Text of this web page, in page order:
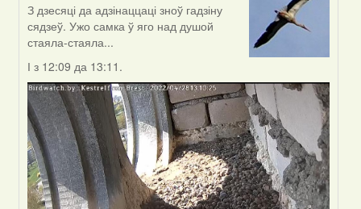
In
reply
to
by
Harrier
З дзесяці да адзінаццаці зноў гадзіну
сядзеў. Ужо самка ў яго над душой
стаяла-стаяла...
І з 12:09 да 13:11.